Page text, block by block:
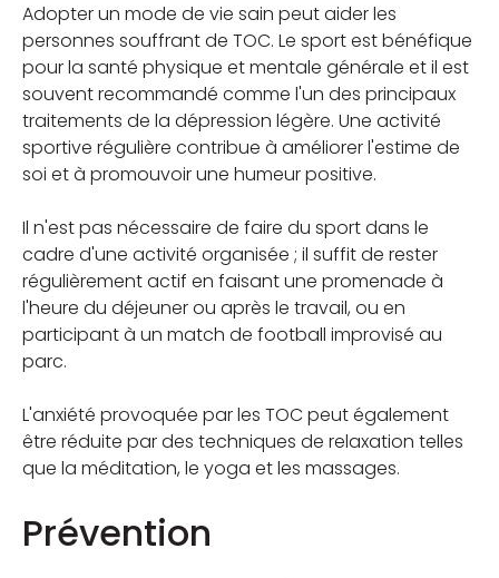
Adopter un mode de vie sain peut aider les
personnes souffrant de TOC. Le sport est bénéfique
pour la santé physique et mentale générale et il est
souvent recommandé comme l'un des principaux
traitements de la dépression légère. Une activité
sportive régulière contribue à améliorer l'estime de
soi et à promouvoir une humeur positive.
Il n'est pas nécessaire de faire du sport dans le
cadre d'une activité organisée ; il suffit de rester
régulièrement actif en faisant une promenade à
l'heure du déjeuner ou après le travail, ou en
participant à un match de football improvisé au
parc.
L'anxiété provoquée par les TOC peut également
être réduite par des techniques de relaxation telles
que la méditation, le yoga et les massages.
Prévention